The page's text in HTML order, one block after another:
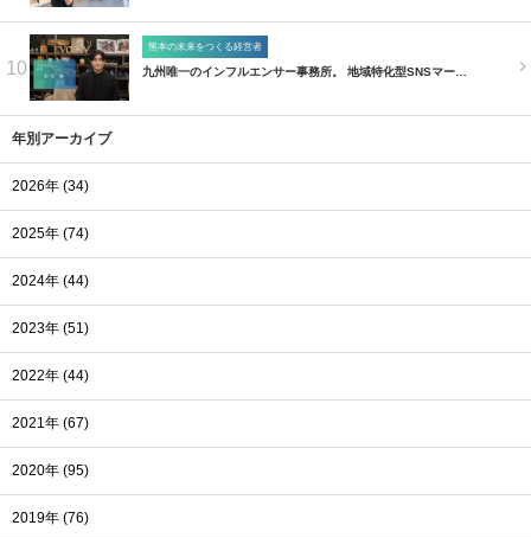
10
熊本の未来をつくる経営者
九州唯一のインフルエンサー事務所。 地域特化型SNSマー…
年別アーカイブ
2026年 (34)
2025年 (74)
2024年 (44)
2023年 (51)
2022年 (44)
2021年 (67)
2020年 (95)
2019年 (76)